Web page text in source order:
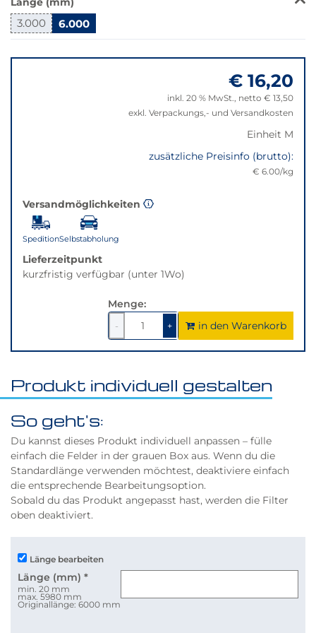
der
Filter
die
3.000 6.000
zu
€ 16,20
inkl. 20 % MwSt., netto € 13,50
exkl. Verpackungs,- und Versandkosten
Einheit M
zusätzliche Preisinfo (brutto):
€ 6.00/kg
Versandmöglichkeiten
SpeditionSelbstabholung
Lieferzeitpunkt
kurzfristig verfügbar (unter 1Wo)
Menge:
-
1
verringern
+1um
1
erhöhen
in den Warenkorb
Produkt individuell gestalten
So geht's:
Du kannst dieses Produkt individuell anpassen – fülle
einfach die Felder in der grauen Box aus. Wenn du die
Standardlänge verwenden möchtest, deaktiviere einfach
die entsprechende Bearbeitungsoption.
Sobald du das Produkt angepasst hast, werden die Filter
oben deaktiviert.
Länge bearbeiten
Länge (mm) *
min. 20 mm
max. 5980 mm
Originallänge: 6000 mm